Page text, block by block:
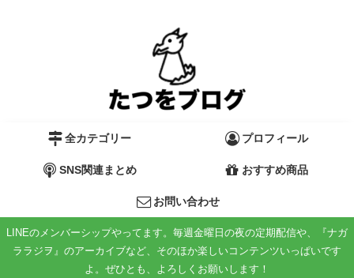
全カテゴリー プロフィール
SNS関連まとめ おすすめ商品
お問い合わせ
LINEのメンバーシップやってます。毎週金曜日の夜の定期配信や、『ナガ
ララジヲ』のアーカイブなど、そのほか楽しいコンテンツいっぱいです
よ。ぜひとも、よろしくお願いします！